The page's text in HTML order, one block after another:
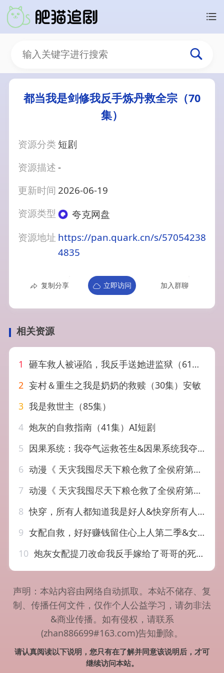
都当我是剑修我反手炼丹救全宗（70
集）
资源分类 短剧
资源描述-
更新时间 2026-06-19
资源类型
夸克网盘
资源地址 https://pan.quark.cn/s/57054238
4835
复制分享 立即访问 加入群聊
相关资源
1 砸车救人被诬陷，我反手送她进监狱（61集）赵安第＆火鑫
2 妄村＆重生之我是奶奶的救赎（30集）安敏
3 我是救世主（85集）
4 炮灰的自救指南（41集）AI短剧
5 因果系统：我夺气运救苍生&因果系统我夺气运救苍生（80集）陈景赫&吕彦霏
6 动漫《 天灾我囤尽天下粮仓救了全侯府第三季（70集）
7 动漫《 天灾我囤尽天下粮仓救了全侯府第二季（72集）
8 快穿，所有人都知道我是好人&快穿所有人都知道我是好人（60集）AI短剧
9 女配自救，好好赚钱留住心上人第二季&女配自救好好赚钱留住心上人第二季（13集）AI短剧
10 炮灰女配提刀改命我反手嫁给了哥哥的死对头（84集）AI短剧
声明：本站内容由网络自动抓取。本站不储存、复
制、传播任何文件，仅作个人公益学习，请勿非法
&商业传播。如有侵权，请联系
(zhan886699#163.com)告知删除。
请认真阅读以下说明，您只有在了解并同意该说明后，才可
继续访问本站。